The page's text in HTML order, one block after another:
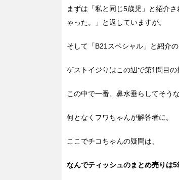
まずは「私と同じ5歳児」と紹介
ゃった。」と返していますが。
そして「B21スペシャル」と紹介の
ゲストイジりはこの辺で第1問目の
この中で一番、鼻水垂らしてそう
何となくフワちゃんが解答者に。
ここでチコちゃんの疑問は、
なんでティッシュのまとめ売りは5